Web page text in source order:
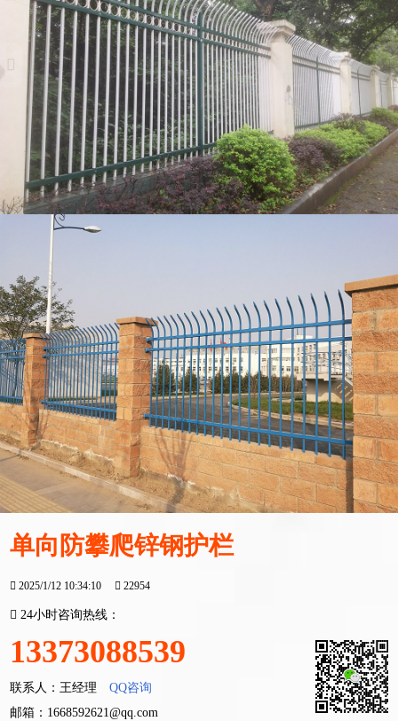
单向防攀爬锌钢护栏
2025/1/12 10:34:10 22954
24小时咨询热线：
13373088539
联系人：王经理
QQ咨询
邮箱：1668592621@qq.com